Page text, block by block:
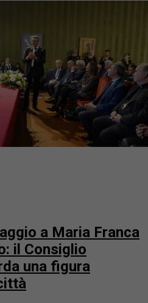
a Maria Franca
il Consiglio
una figura